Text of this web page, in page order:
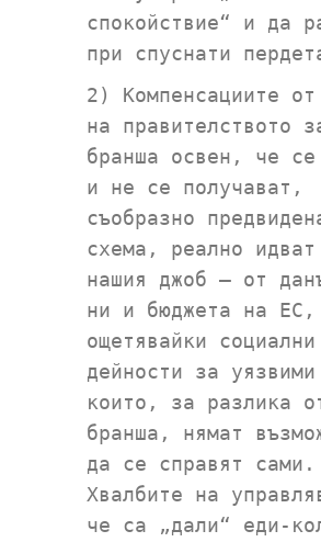
спокойствие“ и да
при спуснати
2) Компенсациите от
на правителството
бранша освен, че се
и не се получават,
съобразно
схема, реално
нашия джоб – от
ни и бюджета на ЕС,
ощетявайки социални
дейности за
които, за разлика
бранша, нямат
да се справят сами.
Хвалбите на
че са „дали“ еди-